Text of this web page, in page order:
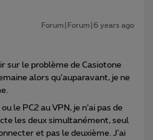
Forum|Forum|6 years ago
sur le problème de Casiotone
alors qu’auparavant, je ne
le PC2 au VPN, je n’ai pas de
les deux simultanément, seul
et pas le deuxième. J’ai